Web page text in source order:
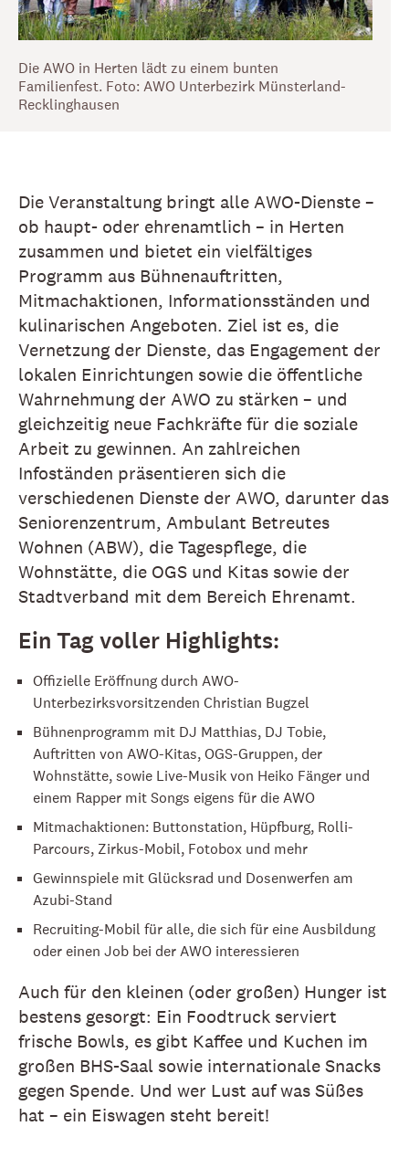
Die AWO in Herten lädt zu einem bunten
Familienfest. Foto: AWO Unterbezirk Münsterland-
Recklinghausen
Die Veranstaltung bringt alle AWO-Dienste –
ob haupt- oder ehrenamtlich – in Herten
zusammen und bietet ein vielfältiges
Programm aus Bühnenauftritten,
Mitmachaktionen, Informationsständen und
kulinarischen Angeboten. Ziel ist es, die
Vernetzung der Dienste, das Engagement der
lokalen Einrichtungen sowie die öffentliche
Wahrnehmung der AWO zu stärken – und
gleichzeitig neue Fachkräfte für die soziale
Arbeit zu gewinnen. An zahlreichen
Infoständen präsentieren sich die
verschiedenen Dienste der AWO, darunter das
Seniorenzentrum, Ambulant Betreutes
Wohnen (ABW), die Tagespflege, die
Wohnstätte, die OGS und Kitas sowie der
Stadtverband mit dem Bereich Ehrenamt.
Ein Tag voller Highlights:
Offizielle Eröffnung durch AWO-
Unterbezirksvorsitzenden Christian Bugzel
Bühnenprogramm mit DJ Matthias, DJ Tobie,
Auftritten von AWO-Kitas, OGS-Gruppen, der
Wohnstätte, sowie Live-Musik von Heiko Fänger und
einem Rapper mit Songs eigens für die AWO
Mitmachaktionen: Buttonstation, Hüpfburg, Rolli-
Parcours, Zirkus-Mobil, Fotobox und mehr
Gewinnspiele mit Glücksrad und Dosenwerfen am
Azubi-Stand
Recruiting-Mobil für alle, die sich für eine Ausbildung
oder einen Job bei der AWO interessieren
Auch für den kleinen (oder großen) Hunger ist
bestens gesorgt: Ein Foodtruck serviert
frische Bowls, es gibt Kaffee und Kuchen im
großen BHS-Saal sowie internationale Snacks
gegen Spende. Und wer Lust auf was Süßes
hat – ein Eiswagen steht bereit!